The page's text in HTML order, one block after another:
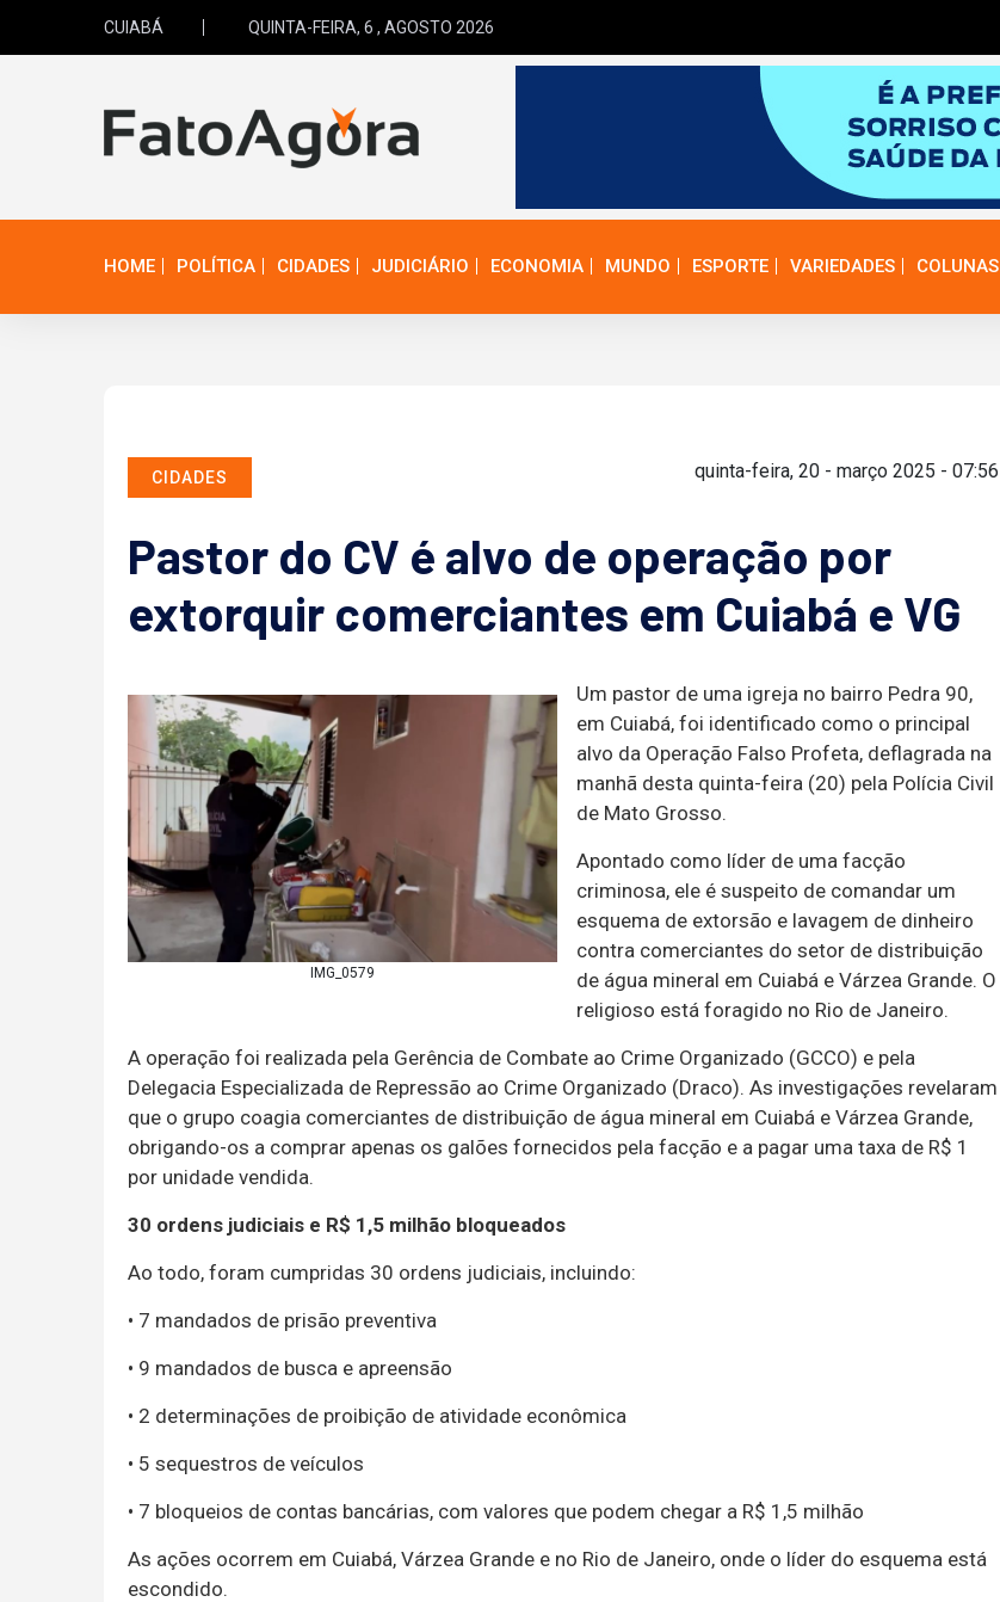
CUIABÁ QUINTA-FEIRA, 6 , AGOSTO 2026
HOME POLÍTICA CIDADES JUDICIÁRIO ECONOMIA MUNDO ESPORTE VARIEDADES COLUNAS
CIDADES quinta-feira, 20 - março 2025 - 07:56
Pastor do CV é alvo de operação por
extorquir comerciantes em Cuiabá e VG
IMG_0579
Um pastor de uma igreja no bairro Pedra 90,
em Cuiabá, foi identificado como o principal
alvo da Operação Falso Profeta, deflagrada na
manhã desta quinta-feira (20) pela Polícia Civil
de Mato Grosso.
Apontado como líder de uma facção
criminosa, ele é suspeito de comandar um
esquema de extorsão e lavagem de dinheiro
contra comerciantes do setor de distribuição
de água mineral em Cuiabá e Várzea Grande. O
religioso está foragido no Rio de Janeiro.
A operação foi realizada pela Gerência de Combate ao Crime Organizado (GCCO) e pela
Delegacia Especializada de Repressão ao Crime Organizado (Draco). As investigações revelaram
que o grupo coagia comerciantes de distribuição de água mineral em Cuiabá e Várzea Grande,
obrigando-os a comprar apenas os galões fornecidos pela facção e a pagar uma taxa de R$ 1
por unidade vendida.
30 ordens judiciais e R$ 1,5 milhão bloqueados
Ao todo, foram cumpridas 30 ordens judiciais, incluindo:
• 7 mandados de prisão preventiva
• 9 mandados de busca e apreensão
• 2 determinações de proibição de atividade econômica
• 5 sequestros de veículos
• 7 bloqueios de contas bancárias, com valores que podem chegar a R$ 1,5 milhão
As ações ocorrem em Cuiabá, Várzea Grande e no Rio de Janeiro, onde o líder do esquema está
escondido.